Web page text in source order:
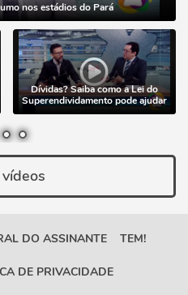
nos estádios do Pará
Dívidas? Saiba como a Lei do
Superendividamento pode ajudar
DO ASSINANTE TEM!
DE PRIVACIDADE